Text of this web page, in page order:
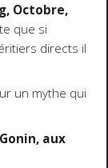
Octobre,
que si
directs il
un mythe qui
aux